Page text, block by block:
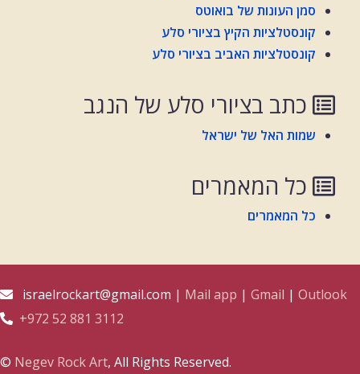
סמן העונות של בואוטס
קונסטלציות הקיץ בציורי סלע
קונסטלציות האביב בציורי סלע
כתב בציורי סלע של הנגב
שמות האל של ישראל
כל המאמרים
כל המאמרים
israelrockart@gmail.com | Mail app | Gmail | Outlook
+972 52 881 3112
© Negev Rock Art, All Rights Reserved.